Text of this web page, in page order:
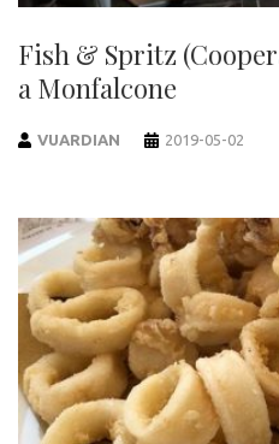
Fish & Spritz
a Monfalcone
VUARDIAN 2019-05-02